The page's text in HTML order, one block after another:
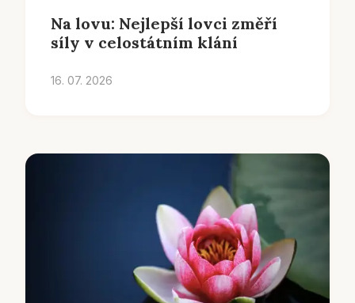
Na lovu: Nejlepší lovci změří
síly v celostátním klání
16. 07. 2026